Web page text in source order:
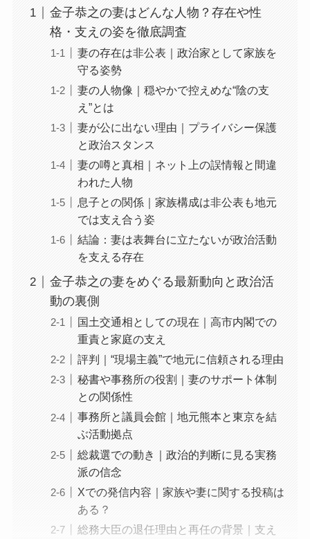
金子恭之の妻はどんな人物？存在や性
格・支えの姿を徹底調査
妻の存在は非公表｜政治家として家族を
守る姿勢
妻の人物像｜穏やかで控えめな“陰の支
え”とは
妻が公に出ない理由｜プライバシー保護
と政治スタンス
妻の噂と真相｜ネット上の誤情報と間違
われた人物
息子との関係｜家族構成は非公表も地元
では支え合う姿
結論：妻は表舞台に立たないが政治活動
を支える存在
金子恭之の妻をめぐる最新動向と政治活
動の裏側
国土交通相としての現在｜高市内閣での
重責と家庭の支え
評判｜“現場主義”で地元に信頼される理由
秘書や事務所の役割｜妻のサポート体制
との関係性
事務所と議員会館｜地元熊本と東京を結
ぶ活動拠点
総裁選での動き｜政治的判断に見る実務
派の信念
Xでの発信内容｜家族や妻に関する投稿は
ある？
総務大臣の退任理由と再任の背景｜支え